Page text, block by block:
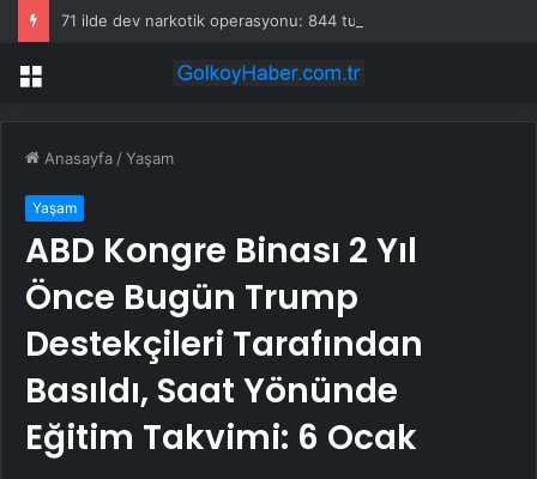
71 ilde dev narkotik operasyonu: 844 tutuklama
Menü
Anasayfa /Yaşam
Yaşam
ABD Kongre Binası 2 Yıl
Önce Bugün Trump
Destekçileri Tarafından
Basıldı, Saat Yönünde
Eğitim Takvimi: 6 Ocak